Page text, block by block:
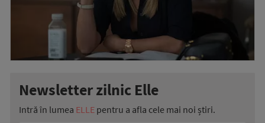
Newsletter zilnic Elle
Intră în lumea ELLE pentru a afla cele mai noi știri.